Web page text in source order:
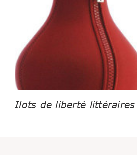
Ilots de liberté littéraires